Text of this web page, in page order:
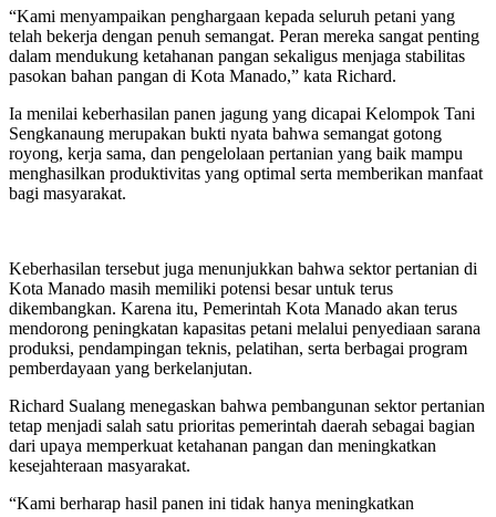
“Kami menyampaikan penghargaan kepada seluruh petani yang
telah bekerja dengan penuh semangat. Peran mereka sangat penting
dalam mendukung ketahanan pangan sekaligus menjaga stabilitas
pasokan bahan pangan di Kota Manado,” kata Richard.
Ia menilai keberhasilan panen jagung yang dicapai Kelompok Tani
Sengkanaung merupakan bukti nyata bahwa semangat gotong
royong, kerja sama, dan pengelolaan pertanian yang baik mampu
menghasilkan produktivitas yang optimal serta memberikan manfaat
bagi masyarakat.
Keberhasilan tersebut juga menunjukkan bahwa sektor pertanian di
Kota Manado masih memiliki potensi besar untuk terus
dikembangkan. Karena itu, Pemerintah Kota Manado akan terus
mendorong peningkatan kapasitas petani melalui penyediaan sarana
produksi, pendampingan teknis, pelatihan, serta berbagai program
pemberdayaan yang berkelanjutan.
Richard Sualang menegaskan bahwa pembangunan sektor pertanian
tetap menjadi salah satu prioritas pemerintah daerah sebagai bagian
dari upaya memperkuat ketahanan pangan dan meningkatkan
kesejahteraan masyarakat.
“Kami berharap hasil panen ini tidak hanya meningkatkan